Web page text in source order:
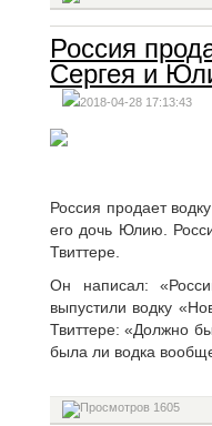
Россия
Сергея и
2018-04-28 17:13:43
Россия продает
его дочь Юлию.
Твиттере.
Он написал:
выпустили водку
Твиттере: «Должно
была ли водка
1605